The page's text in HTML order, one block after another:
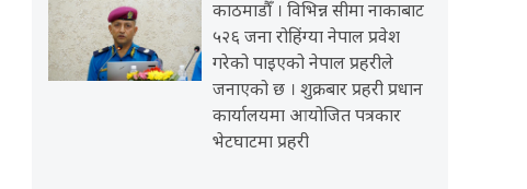
काठमाडौँ । विभिन्न सीमा नाकाबाट
५२६ जना रोहिंग्या नेपाल प्रवेश
गरेको पाइएको नेपाल प्रहरीले
जनाएको छ । शुक्रबार प्रहरी प्रधान
कार्यालयमा आयोजित पत्रकार
भेटघाटमा प्रहरी